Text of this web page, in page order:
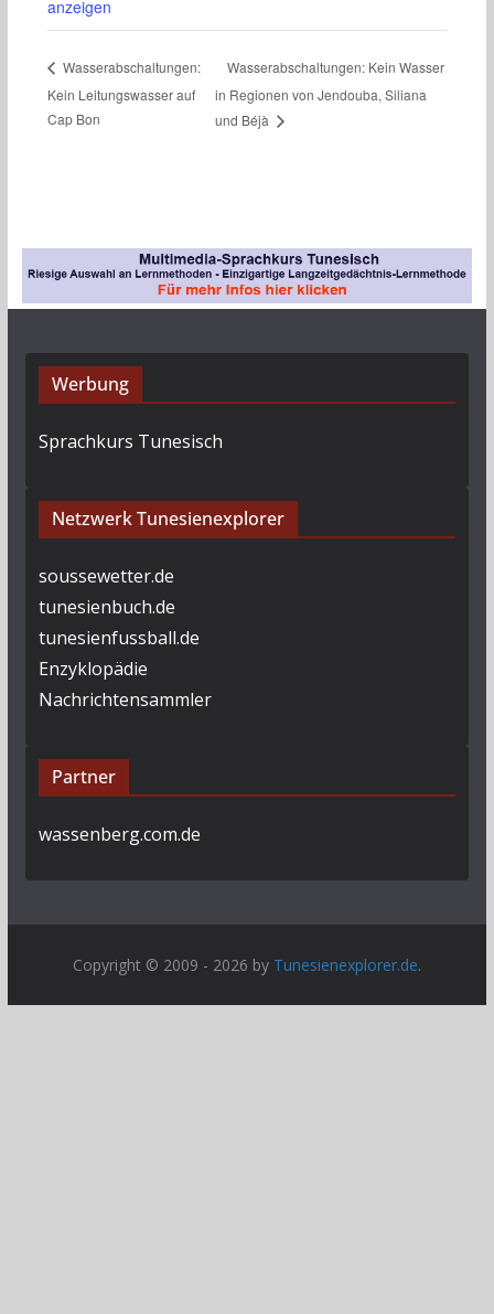
anzeigen
Wasserabschaltungen:
Kein Leitungswasser auf
Cap Bon
Wasserabschaltungen: Kein Wasser
in Regionen von Jendouba, Siliana
und Béjà
Werbung
Sprachkurs Tunesisch
Netzwerk Tunesienexplorer
soussewetter.de
tunesienbuch.de
tunesienfussball.de
Enzyklopädie
Nachrichtensammler
Partner
wassenberg.com.de
Copyright © 2009 - 2026 by Tunesienexplorer.de.